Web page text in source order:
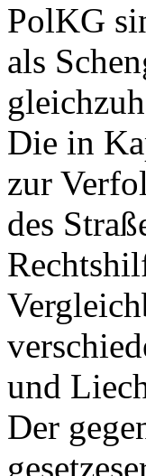
PolKG
als
Die in
zur
des
und
Der